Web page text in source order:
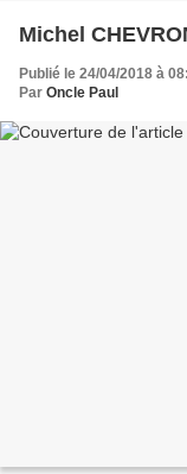
Michel
Publié le 24/04/2018 à
Par Oncle Paul